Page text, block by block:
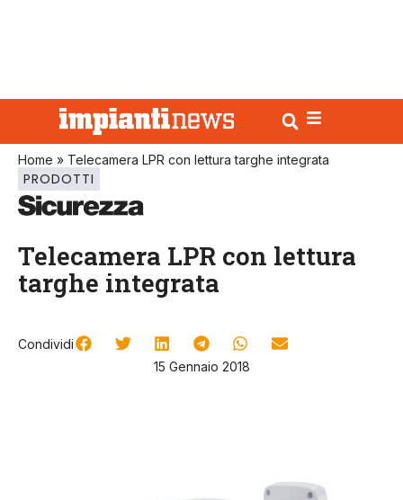
Home » Telecamera LPR con lettura targhe integrata
PRODOTTI
Telecamera LPR con lettura
targhe integrata
Condividi
15 Gennaio 2018